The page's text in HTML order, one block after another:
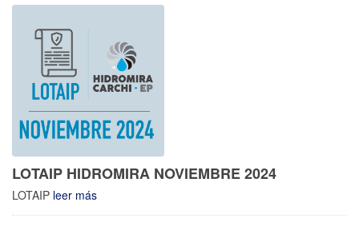
LOTAIP HIDROMIRA NOVIEMBRE 2024
LOTAIP leer más